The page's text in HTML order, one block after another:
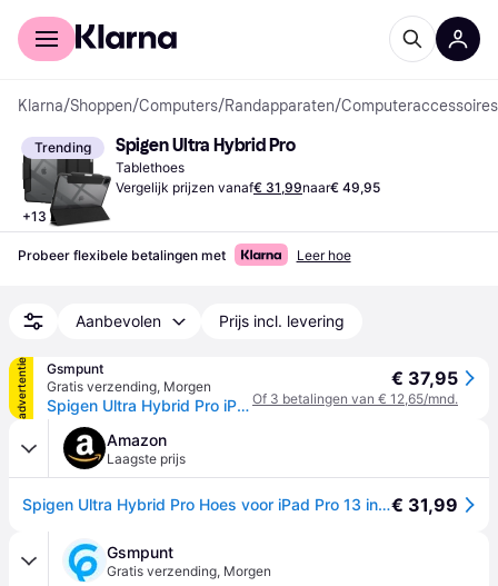
Voor shoppers
Klarna/Shoppen/Computers/Randapparaten/Computeraccessoires
Trending
+13
Spigen Ultra Hybrid Pro
Tablethoes
Vergelijk prijzen vanaf€ 31,99naar€ 49,95
Probeer flexibele betalingen met Leer hoe
Aanbevolen Prijs incl. levering
advertentie
Gsmpunt
Gratis verzending, Morgen
Spigen Ultra Hybrid Pro iPad Pro 13 (2024/2025) Hoes Book Case Zwart - Zwart,Transparant
€ 37,95
Of 3 betalingen van € 12,65/mnd.
Amazon
Laagste prijs
Spigen Ultra Hybrid Pro Hoes voor iPad Pro 13 inch M5 / M4€ 31,99
Gsmpunt
Gratis verzending, Morgen